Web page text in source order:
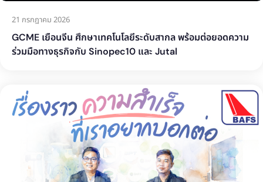
21 กรกฎาคม 2026
GCME เยือนจีน ศึกษาเทคโนโลยีระดับสากล พร้อมต่อยอดความ
ร่วมมือทางธุรกิจกับ Sinopec10 และ Jutal